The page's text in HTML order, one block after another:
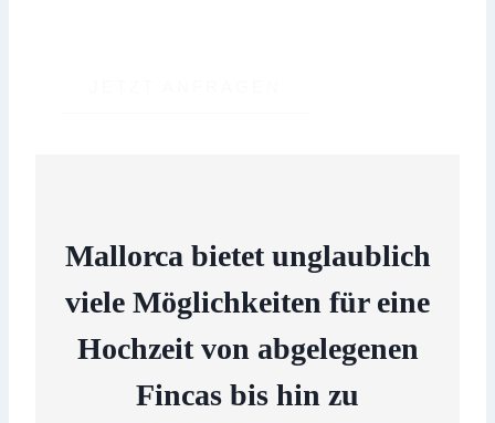
Mallorca bietet unglaublich
viele Möglichkeiten für eine
Hochzeit von abgelegenen
Fincas bis hin zu